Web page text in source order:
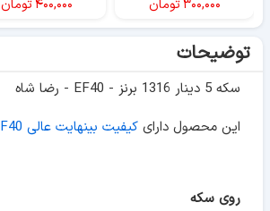
۳۰۰,۰۰۰تومان ۴۰۰,۰۰۰تومان
توضیحات
سکه 5 دینار 1316 برنز - EF40 - رضا شاه
این محصول دارای کیفیت بینهایت عالی EF40
روی سکه